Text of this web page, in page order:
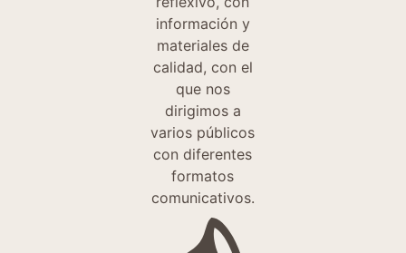
información y
materiales de
calidad, con el
que nos
dirigimos a
varios públicos
con diferentes
formatos
comunicativos.